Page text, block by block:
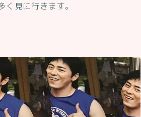
見に行きます。